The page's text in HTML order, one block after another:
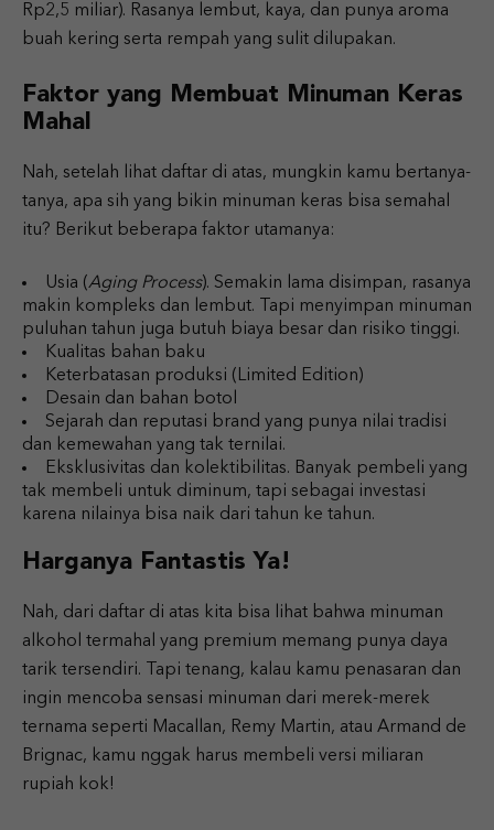
Rp2,5 miliar). Rasanya lembut, kaya, dan punya aroma
buah kering serta rempah yang sulit dilupakan.
Faktor yang Membuat Minuman Keras
Mahal
Nah, setelah lihat daftar di atas, mungkin kamu bertanya-
tanya, apa sih yang bikin minuman keras bisa semahal
itu? Berikut beberapa faktor utamanya:
Usia (Aging Process). Semakin lama disimpan, rasanya
makin kompleks dan lembut. Tapi menyimpan minuman
puluhan tahun juga butuh biaya besar dan risiko tinggi.
Kualitas bahan baku
Keterbatasan produksi (Limited Edition)
Desain dan bahan botol
Sejarah dan reputasi brand yang punya nilai tradisi
dan kemewahan yang tak ternilai.
Eksklusivitas dan kolektibilitas. Banyak pembeli yang
tak membeli untuk diminum, tapi sebagai investasi
karena nilainya bisa naik dari tahun ke tahun.
Harganya Fantastis Ya!
Nah, dari daftar di atas kita bisa lihat bahwa minuman
alkohol termahal yang premium memang punya daya
tarik tersendiri. Tapi tenang, kalau kamu penasaran dan
ingin mencoba sensasi minuman dari merek-merek
ternama seperti Macallan, Remy Martin, atau Armand de
Brignac, kamu nggak harus membeli versi miliaran
rupiah kok!